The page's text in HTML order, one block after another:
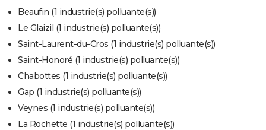
COPAINS D'AVANT
S'inscrire
Se connecter
Lycées
Collèges
Primaires
Universités
Entreprises
Service militaire
Avis de recherche
AVIS DE DÉCÈS
FORUM
Bricolage
Lifestyle
Culture
Sport
Auto
Television
Voyage
Cinema
Beaufin (1 industrie(s) polluante(s))
Le Glaizil (1 industrie(s) polluante(s))
Saint-Laurent-du-Cros (1 industrie(s) polluante(s))
Saint-Honoré (1 industrie(s) polluante(s))
Chabottes (1 industrie(s) polluante(s))
Gap (1 industrie(s) polluante(s))
Veynes (1 industrie(s) polluante(s))
La Rochette (1 industrie(s) polluante(s))